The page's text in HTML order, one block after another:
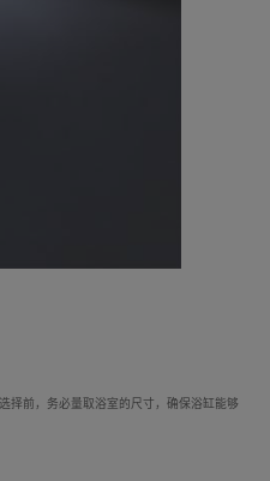
择前，务必量取浴室的尺寸，确保浴缸能够